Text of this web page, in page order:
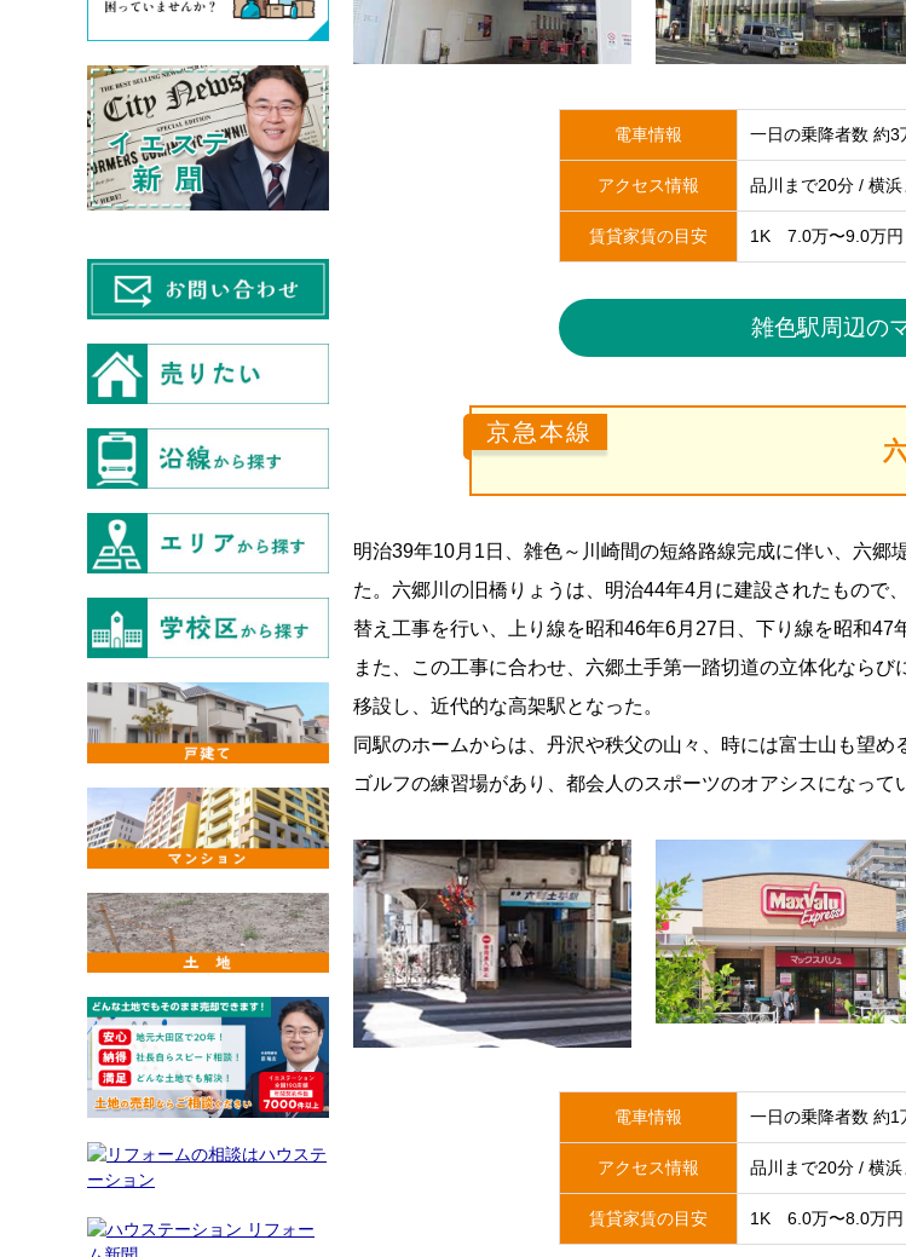
電車情報 一日の乗降者数 約3
アクセス情報 品川まで20分 / 横
賃貸家賃の目安 1K 7.0万〜9.0万
雑色駅周辺の
京急本線
明治39年10月1日、雑色～川崎間の短絡路線完成に伴い、六
た。六郷川の旧橋りょうは、明治44年4月に建設されたもので
替え工事を行い、上り線を昭和46年6月27日、下り線を昭和47
また、この工事に合わせ、六郷土手第一踏切道の立体化なら
移設し、近代的な高架駅となった。
同駅のホームからは、丹沢や秩父の山々、時には富士山も望
ゴルフの練習場があり、都会人のスポーツのオアシスになって
電車情報 一日の乗降者数 約1
アクセス情報 品川まで20分 / 横
賃貸家賃の目安 1K 6.0万〜8.0万